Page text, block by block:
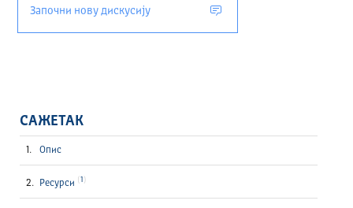
Започни нову дискусију
САЖЕТАК
Опис
Ресурси 1